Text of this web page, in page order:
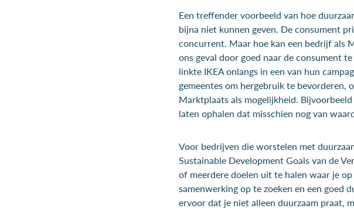
Een treffender voorbeeld van hoe
bijna niet kunnen geven. De consument
concurrent. Maar hoe kan een bedrijf als
ons geval door goed naar de consument
linkte IKEA onlangs in een van hun
gemeentes om hergebruik te
Marktplaats als mogelijkheid.
laten ophalen dat misschien nog van
Voor bedrijven die worstelen met
Sustainable Development Goals van de
of meerdere doelen uit te halen waar je
samenwerking op te zoeken en een goed
ervoor dat je niet alleen duurzaam praat,